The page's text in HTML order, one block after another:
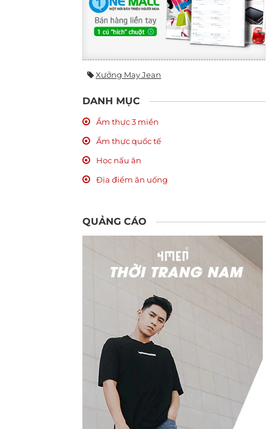
Xưởng May Jean
DANH MỤC
Ẩm thực 3 miền
Ẩm thực quốc tế
Học nấu ăn
Địa điểm ăn uống
QUẢNG CÁO